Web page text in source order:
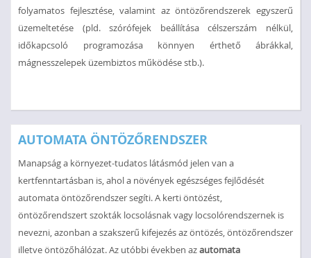
folyamatos fejlesztése, valamint az öntözőrendszerek egyszerű
üzemeltetése (pld. szórófejek beállítása célszerszám nélkül,
időkapcsoló programozása könnyen érthető ábrákkal,
mágnesszelepek üzembiztos működése stb.).
AUTOMATA ÖNTÖZŐRENDSZER
Manapság a környezet-tudatos látásmód jelen van a
kertfenntartásban is, ahol a növények egészséges fejlődését
automata öntözőrendszer segíti. A kerti öntözést,
öntözőrendszert szokták locsolásnak vagy locsolórendszernek is
nevezni, azonban a szakszerű kifejezés az öntözés, öntözőrendszer
illetve öntözőhálózat. Az utóbbi években azautomata